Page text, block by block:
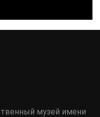
музей имени